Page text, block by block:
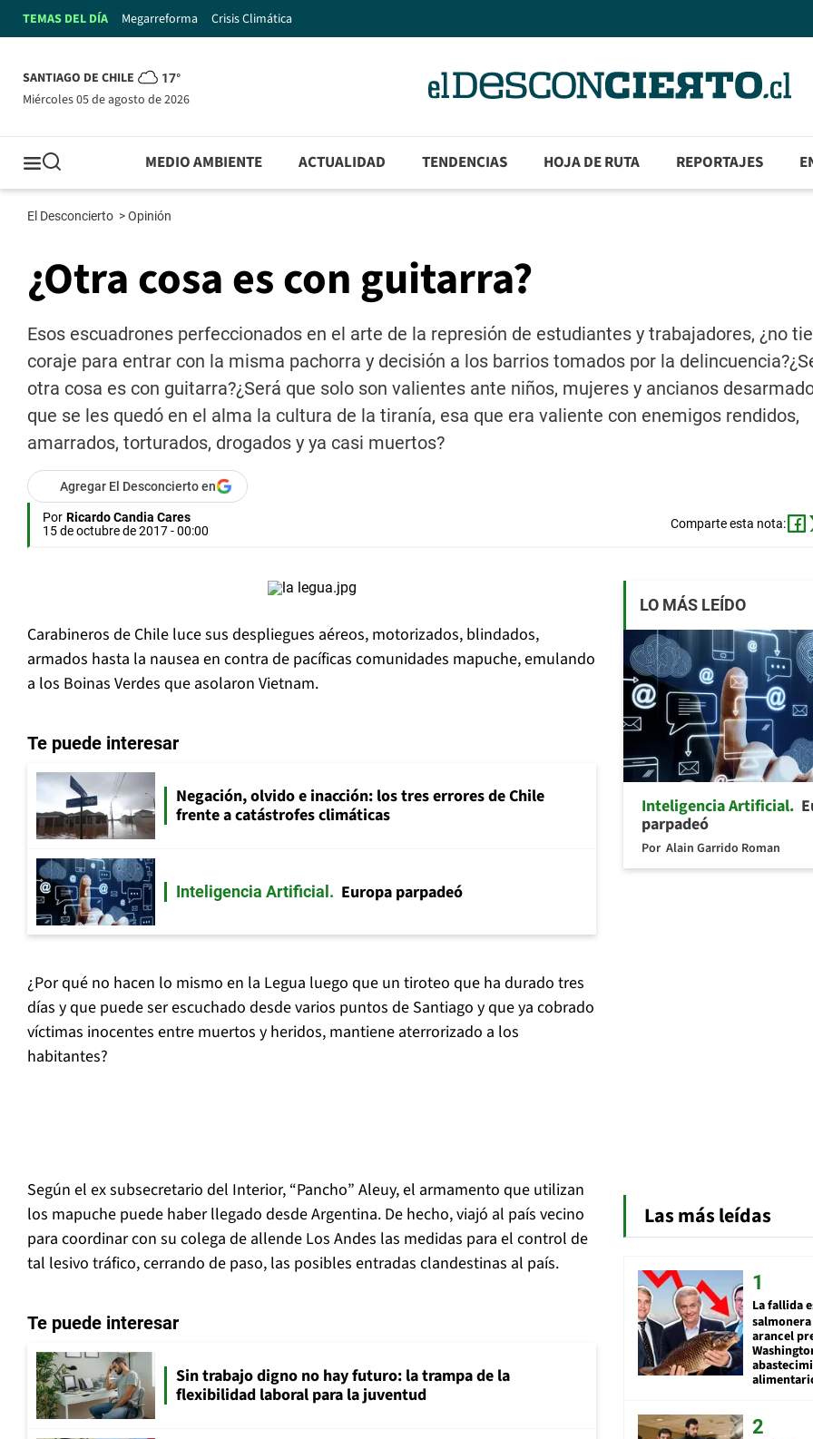
TEMAS DEL DÍA Megarreforma Crisis Climática
SANTIAGO DE CHILE 17°
miércoles 05 de agosto de 2026
MEDIO AMBIENTE ACTUALIDAD TENDENCIAS HOJA DE RUTA REPORTAJES
El Desconcierto >Opinión
¿Otra cosa es con guitarra?
Esos escuadrones perfeccionados en el arte de la represión de estudiantes y trabajadores, ¿no
coraje para entrar con la misma pachorra y decisión a los barrios tomados por la
otra cosa es con guitarra?¿Será que solo son valientes ante niños, mujeres y ancianos
que se les quedó en el alma la cultura de la tiranía, esa que era valiente con enemigos rendidos,
amarrados, torturados, drogados y ya casi muertos?
Agregar El Desconcierto en
Por Ricardo Candia Cares
15 de octubre de 2017 - 00:00
Comparte esta nota:
Carabineros de Chile luce sus despliegues aéreos, motorizados, blindados,
armados hasta la nausea en contra de pacíficas comunidades mapuche, emulando
a los Boinas Verdes que asolaron Vietnam.
Te puede interesar
Negación, olvido e inacción: los tres errores de Chile
frente a catástrofes climáticas
Inteligencia Artificial Europa parpadeó
¿Por qué no hacen lo mismo en la Legua luego que un tiroteo que ha durado tres
días y que puede ser escuchado desde varios puntos de Santiago y que ya cobrado
víctimas inocentes entre muertos y heridos, mantiene aterrorizado a los
habitantes?
Según el ex subsecretario del Interior, “Pancho” Aleuy, el armamento que utilizan
los mapuche puede haber llegado desde Argentina. De hecho, viajó al país vecino
para coordinar con su colega de allende Los Andes las medidas para el control de
tal lesivo tráfico, cerrando de paso, las posibles entradas clandestinas al país.
Te puede interesar
Sin trabajo digno no hay futuro: la trampa de la
flexibilidad laboral para la juventud
LO MÁS LEÍDO
Inteligencia Artificial
parpadeó
Por Alain Garrido Roman
Las más leídas
La fallida
arancel